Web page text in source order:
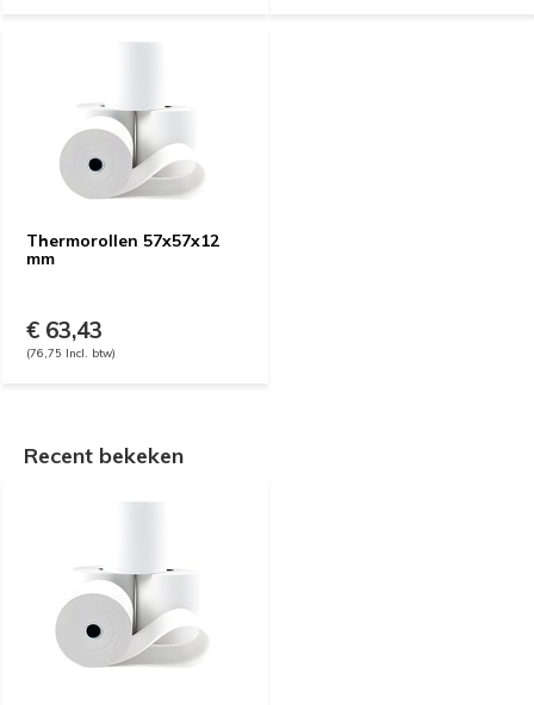
Thermorollen 57x57x12
mm
€ 63,43
(76,75 Incl. btw)
Recent bekeken